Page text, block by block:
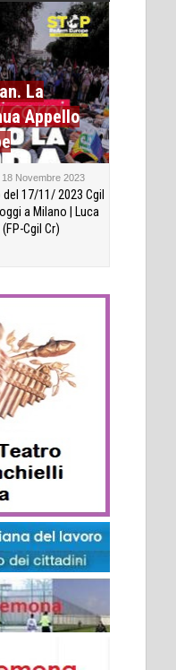
La
Appello
18 Novembre 2023
17/11/ 2023 Cgil
a Milano | Luca
Cgil Cr)